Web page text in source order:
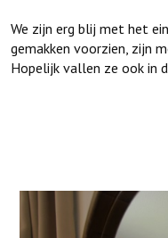
We zijn erg blij met het
gemakken voorzien, zijn
Hopelijk vallen ze ook in